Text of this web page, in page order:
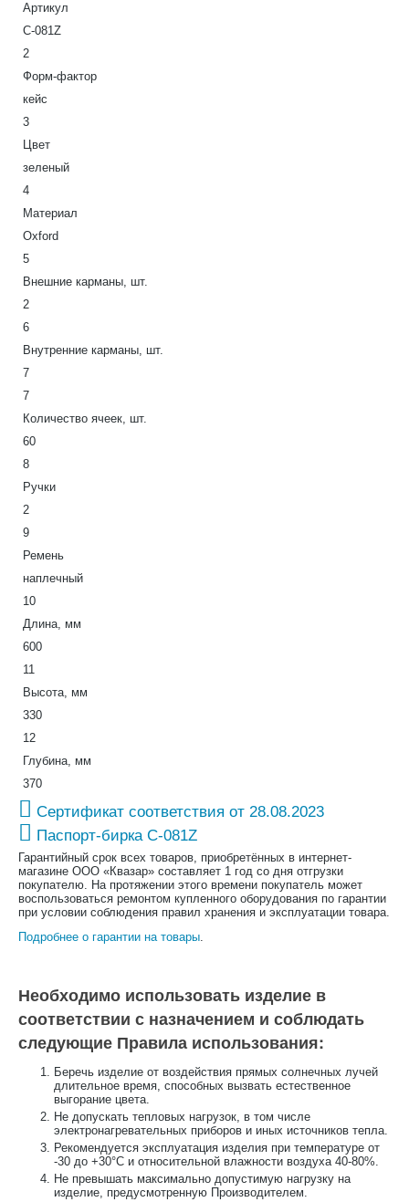
Артикул
С-081Z
2
Форм-фактор
кейс
3
Цвет
зеленый
4
Материал
Oxford
5
Внешние карманы, шт.
2
6
Внутренние карманы, шт.
7
7
Количество ячеек, шт.
60
8
Ручки
2
9
Ремень
наплечный
10
Длина, мм
600
11
Высота, мм
330
12
Глубина, мм
370
Сертификат соответствия от 28.08.2023
Паспорт-бирка С-081Z
Гарантийный срок всех товаров, приобретённых в интернет-
магазине ООО «Квазар» составляет 1 год со дня отгрузки
покупателю. На протяжении этого времени покупатель может
воспользоваться ремонтом купленного оборудования по гарантии
при условии соблюдения правил хранения и эксплуатации товара.
Подробнее о гарантии на товары.
Необходимо использовать изделие в
соответствии с назначением и соблюдать
следующие Правила использования:
Беречь изделие от воздействия прямых солнечных лучей
длительное время, способных вызвать естественное
выгорание цвета.
Не допускать тепловых нагрузок, в том числе
электронагревательных приборов и иных источников тепла.
Рекомендуется эксплуатация изделия при температуре от
-30 до +30°С и относительной влажности воздуха 40-80%.
Не превышать максимально допустимую нагрузку на
изделие, предусмотренную Производителем.